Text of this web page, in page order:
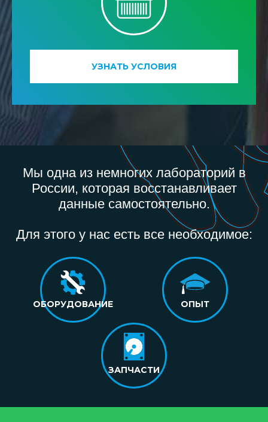
УЗНАТЬ УСЛОВИЯ
Мы одна из немногих лабораторий в
России, которая восстанавливает
данные самостоятельно.
Для этого у нас есть все необходимое:
ОБОРУДОВАНИЕ ОПЫТ
ЗАПЧАСТИ